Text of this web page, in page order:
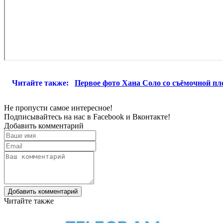
Читайте также: Первое фото Хана Соло со съёмочной
Не пропусти самое интересное!
Подписывайтесь на нас в Facebook и Вконтакте!
Добавить комментарий
Добавить комментарий
Читайте также